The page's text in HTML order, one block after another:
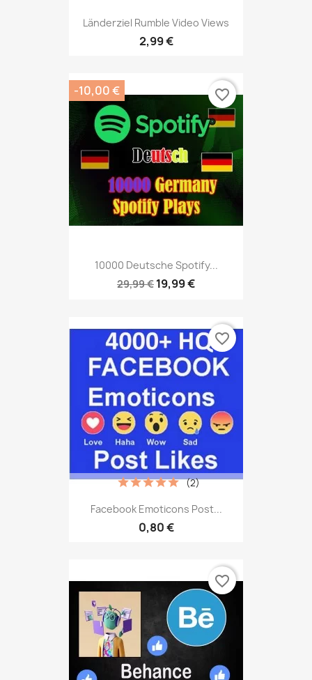
Länderziel Rumble Video Views
2,99 €
10000 Deutsche Spotify...
29,99 € 19,99 €
-10,00 € favorite_border
Facebook Emoticons Post...
0,80 €
(2)
favorite_border
favorite_border